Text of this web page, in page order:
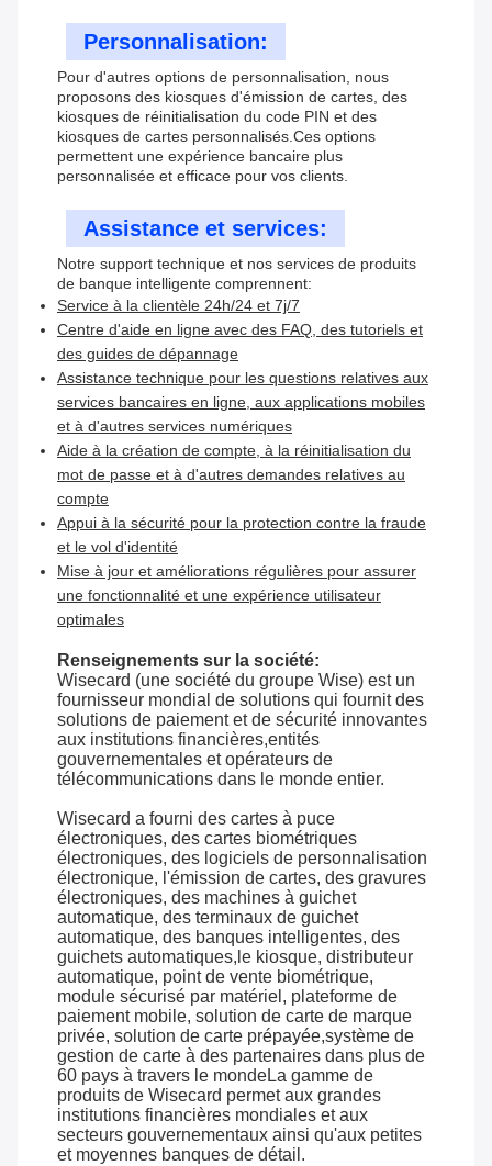
Personnalisation:
Pour d'autres options de personnalisation, nous
proposons des kiosques d'émission de cartes, des
kiosques de réinitialisation du code PIN et des
kiosques de cartes personnalisés.Ces options
permettent une expérience bancaire plus
personnalisée et efficace pour vos clients.
Assistance et services:
Notre support technique et nos services de produits
de banque intelligente comprennent:
Service à la clientèle 24h/24 et 7j/7
Centre d'aide en ligne avec des FAQ, des tutoriels et
des guides de dépannage
Assistance technique pour les questions relatives aux
services bancaires en ligne, aux applications mobiles
et à d'autres services numériques
Aide à la création de compte, à la réinitialisation du
mot de passe et à d'autres demandes relatives au
compte
Appui à la sécurité pour la protection contre la fraude
et le vol d'identité
Mise à jour et améliorations régulières pour assurer
une fonctionnalité et une expérience utilisateur
optimales
Renseignements sur la société:
Wisecard (une société du groupe Wise) est un
fournisseur mondial de solutions qui fournit des
solutions de paiement et de sécurité innovantes
aux institutions financières,entités
gouvernementales et opérateurs de
télécommunications dans le monde entier.
Wisecard a fourni des cartes à puce
électroniques, des cartes biométriques
électroniques, des logiciels de personnalisation
électronique, l'émission de cartes, des gravures
électroniques, des machines à guichet
automatique, des terminaux de guichet
automatique, des banques intelligentes, des
guichets automatiques,le kiosque, distributeur
automatique, point de vente biométrique,
module sécurisé par matériel, plateforme de
paiement mobile, solution de carte de marque
privée, solution de carte prépayée,système de
gestion de carte à des partenaires dans plus de
60 pays à travers le mondeLa gamme de
produits de Wisecard permet aux grandes
institutions financières mondiales et aux
secteurs gouvernementaux ainsi qu'aux petites
et moyennes banques de détail.